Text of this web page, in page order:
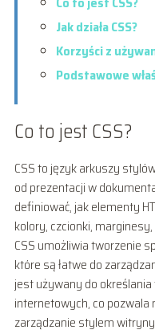
Jak działa CSS?
Korzyści z
Podstawowe
Co to jest CSS?
CSS to język arkuszy
od prezentacji w
definiować, jak elementy
kolory, czcionki,
CSS umożliwia tworzenie
które są łatwe do
jest używany do
internetowych, co
zarządzanie stylem